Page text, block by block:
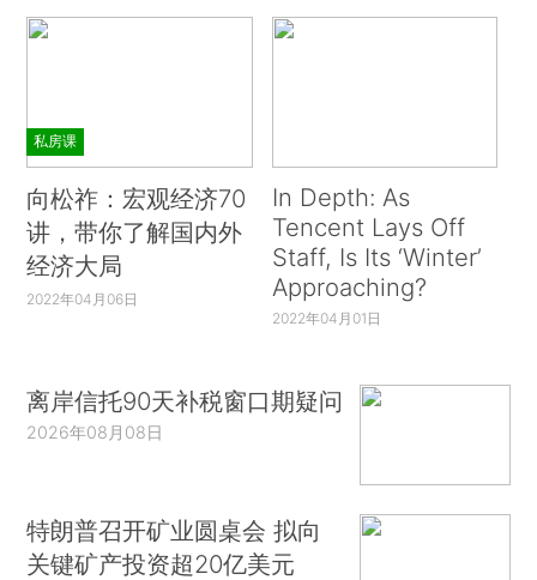
私房课
向松祚：宏观经济70
讲，带你了解国内外
经济大局
2022年04月06日
In Depth: As
Tencent Lays Off
Staff, Is Its ‘Winter’
Approaching?
2022年04月01日
离岸信托90天补税窗口期疑问
2026年08月08日
特朗普召开矿业圆桌会 拟向
关键矿产投资超20亿美元